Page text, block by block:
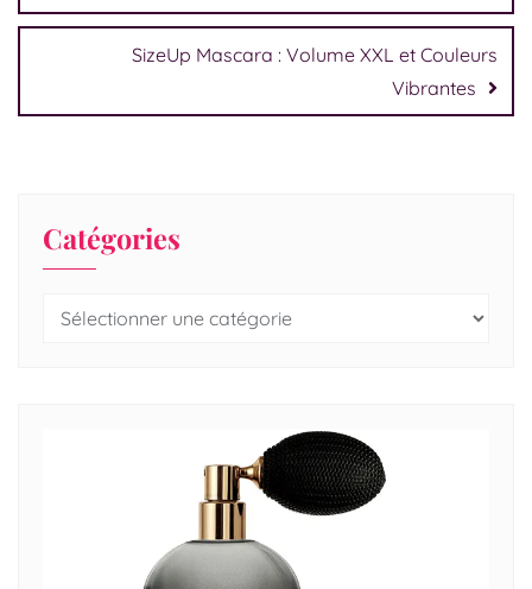
SizeUp Mascara : Volume XXL et Couleurs
Vibrantes
Catégories